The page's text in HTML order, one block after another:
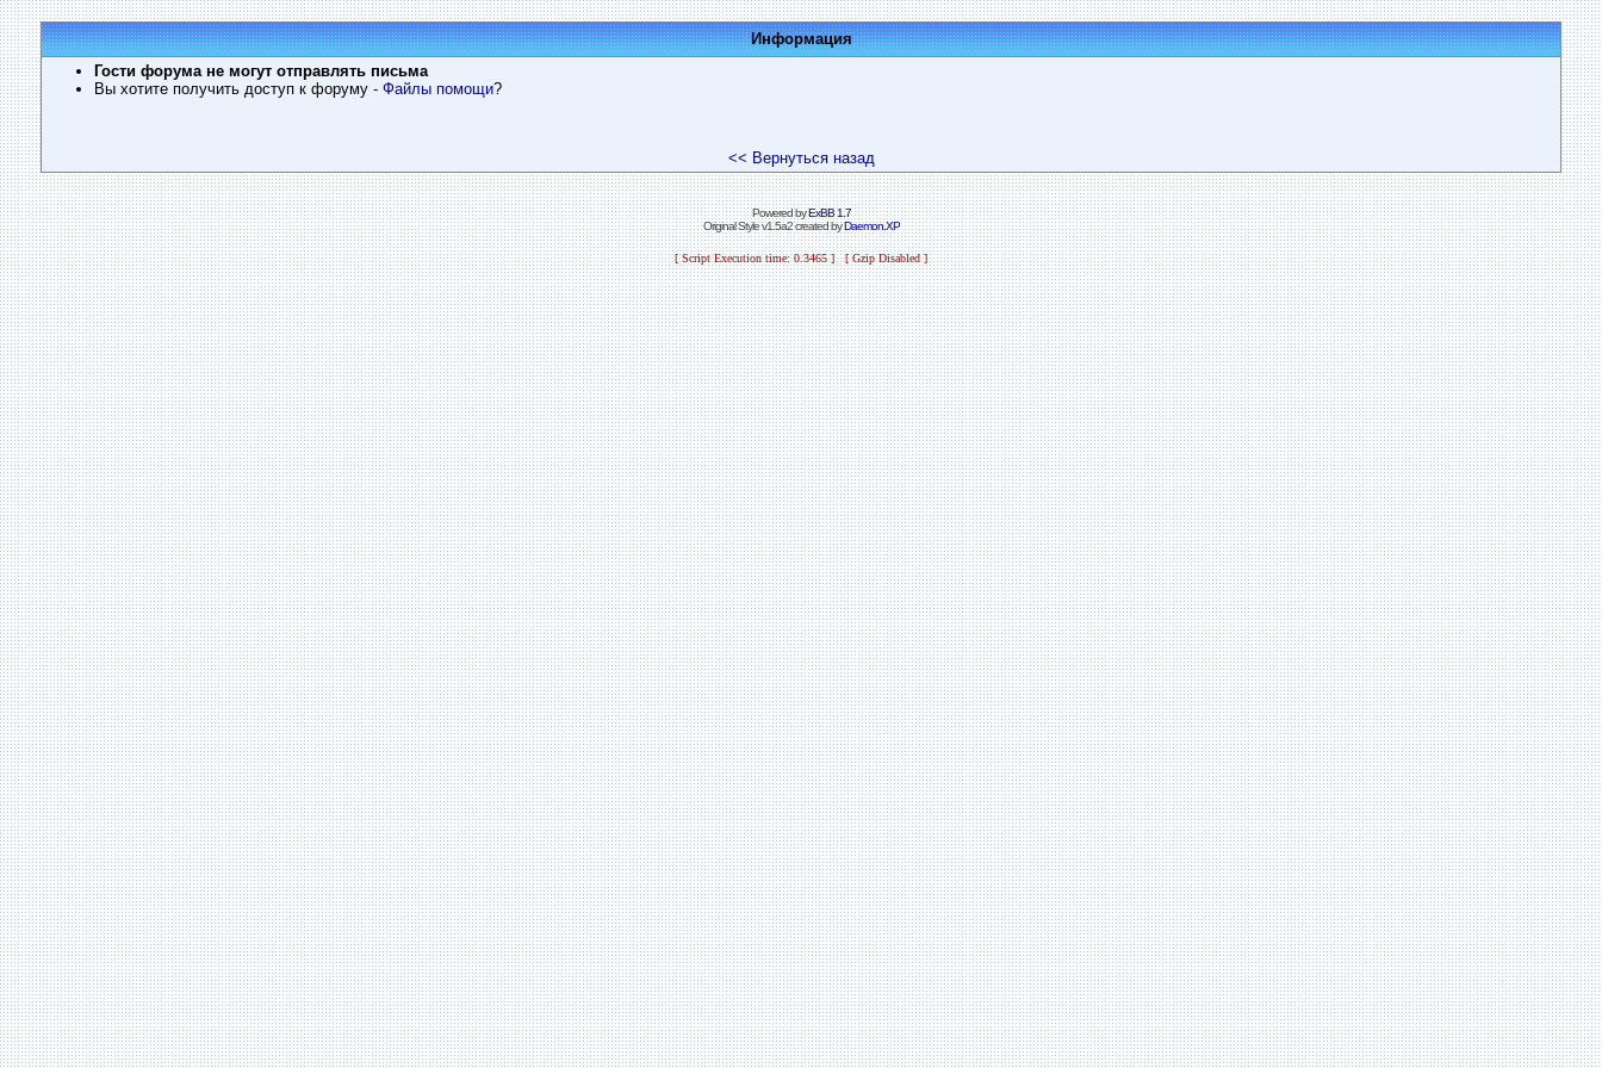
Информация
Гости форума не могут отправлять письма
Вы хотите получить доступ к форуму - Файлы помощи?
<< Вернуться назад
Powered byExBB 1.7
Original Style v1.5a2 created byDaemon.XP
[ Script Execution time: 0.3465 ] [ Gzip Disabled ]